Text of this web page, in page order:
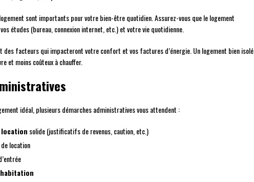
sont importants pour votre bien-être quotidien. Assurez-vous que le logement
études (bureau, connexion internet, etc.) et votre vie quotidienne.
des facteurs qui impacteront votre confort et vos factures d’énergie. Un logement bien isolé
et moins coûteux à chauffer.
idéal, plusieurs démarches administratives vous attendent :
solide (justificatifs de revenus, caution, etc.)
location